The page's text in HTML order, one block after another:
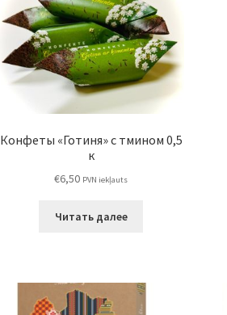
Конфеты «Готиня» с тмином 0,5
к
€6,50 PVN iekļauts
Читать далее